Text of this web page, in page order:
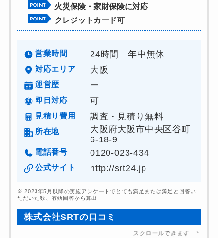
火災保険・家財保険に対応
クレジットカード可
営業時間 24時間 年中無休
対応エリア 大阪
運営歴 ー
即日対応 可
見積り費用 調査・見積り無料
所在地
大阪府大阪市中央区谷町
6-18-9
電話番号 0120-023-434
公式サイト http://srt24.jp
※ 2023年5月以降の実施アンケートでとても満足または満足と回答い
ただいた数、有効回答から算出
株式会社SRTの口コミ
スクロールできます